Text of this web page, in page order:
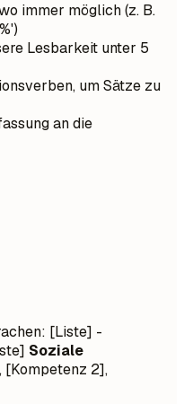
immer möglich (z. B.
Lesbarkeit unter 5
um Sätze zu
an die
[Liste] -
Soziale
[Kompetenz 2],